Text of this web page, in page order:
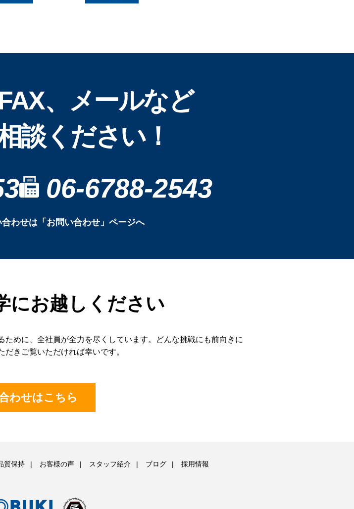
、メールなど
談ください！
06-6788-2543
わせは「お問い合わせ」ページへ
にお越しください
めに、全社員が全力を尽くしています。どんな挑戦にも前向きに
きご覧いただければ幸いです。
わせはこちら
質保持 お客様の声 スタッフ紹介 ブログ 採用情報